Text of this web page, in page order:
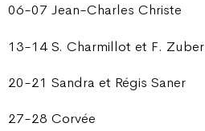
06-07 Jean-Charles Christe
13-14 S. Charmillot et F. Zuber
20-21 Sandra et Régis Saner
27-28 Corvée